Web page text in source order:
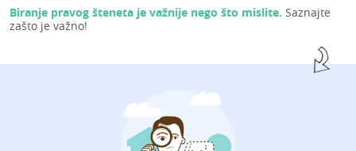
Biranje pravog šteneta je važnije nego što mislite. Saznajte
zašto je važno!